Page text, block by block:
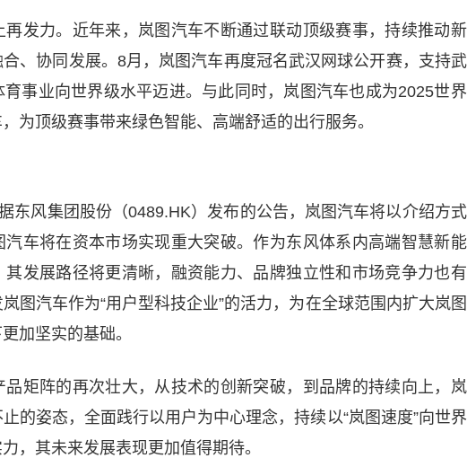
发力。近年来，岚图汽车不断通过联动顶级赛事，持续推动
、协同发展。8月，岚图汽车再度冠名武汉网球公开赛，支持
事业向世界级水平迈进。与此同时，岚图汽车也成为2025世
为顶级赛事带来绿色智能、高端舒适的出行服务。
东风集团股份（0489.HK）发布的公告，岚图汽车将以介绍方
汽车将在资本市场实现重大突破。作为东风体系内高端智慧新
发展路径将更清晰，融资能力、品牌独立性和市场竞争力也
图汽车作为“用户型科技企业”的活力，为在全球范围内扩大岚
加坚实的基础。
矩阵的再次壮大，从技术的创新突破，到品牌的持续向上，
的姿态，全面践行以用户为中心理念，持续以“岚图速度”向世
，其未来发展表现更加值得期待。